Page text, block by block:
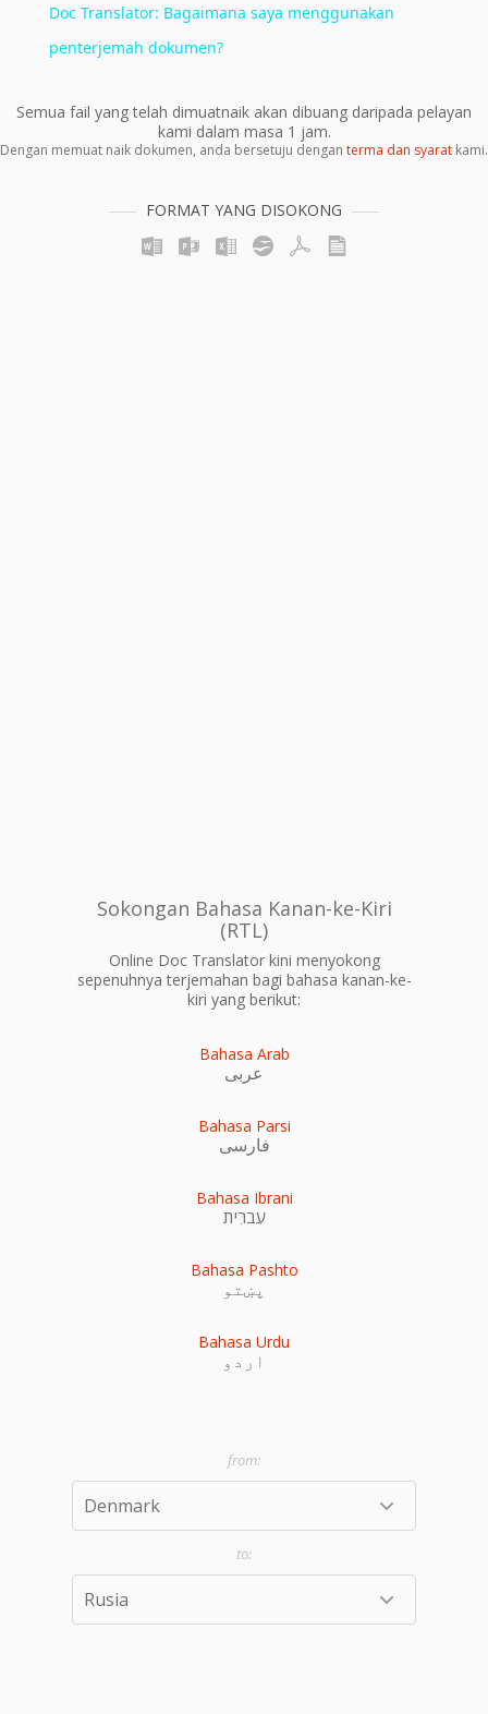
Doc Translator: Bagaimana saya menggunakan
penterjemah dokumen?
Semua fail yang telah dimuatnaik akan dibuang daripada pelayan
kami dalam masa 1 jam.
Dengan memuat naik dokumen, anda bersetuju dengan terma dan syarat kami.
FORMAT YANG DISOKONG
Sokongan Bahasa Kanan-ke-Kiri
(RTL)
Online Doc Translator kini menyokong
sepenuhnya terjemahan bagi bahasa kanan-ke-
kiri yang berikut:
Bahasa Arab
عربى
Bahasa Parsi
فارسی
Bahasa Ibrani
עִברִית
Bahasa Pashto
پښتو
Bahasa Urdu
اردو